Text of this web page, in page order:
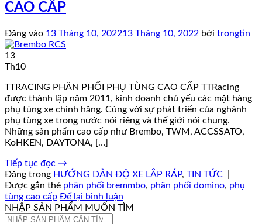
CAO CẤP
Đăng vào 13 Tháng 10, 202213 Tháng 10, 2022 bởi trongtin
13
Th10
TTRACING PHÂN PHỐI PHỤ TÙNG CAO CẤP TTRacing
được thành lập năm 2011, kinh doanh chủ yếu các mặt hàng
phụ tùng xe chinh hãng. Cùng với sự phát triển của nghành
phụ tùng xe trong nước nói riêng và thế giới nói chung.
Những sản phẩm cao cấp như Brembo, TWM, ACCSSATO,
KoHKEN, DAYTONA, […]
Tiếp tục đọc →
Đăng trong HƯỚNG DẪN ĐỘ XE LẮP RÁP, TIN TỨC
Được gắn thẻ phân phối bremmbo, phân phối domino, phụ
tùng cao cấp Để lại bình luận
NHẬP SẢN PHẨM MUỐN TÌM
Tìm